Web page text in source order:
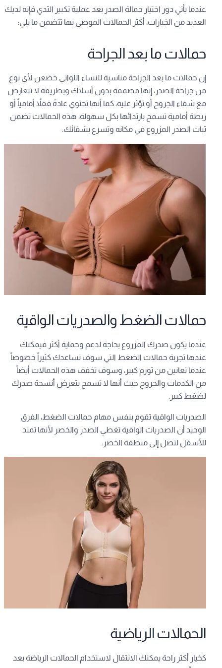
عندما يأتي دور اختيار حمالة الصدر بعد عملية تكبير الثدي فإنه لديك
العديد من الخيارات، أكثر الحمالات الموصى بها تتضمن ما يلي:
حمالات ما بعد الجراحة
إن حمالات ما بعد الجراحة مناسبة للنساء اللواتي خضعن لأي نوع
من جراحة الصدر، إنها مصممة بدون أسلاك وبطريقة لا تتعارض
مع شفاء الجروح أو تؤثر عليه، كما أنها تحتوي عادةً قفلاً أمامياً أو
ربطة أمامية تسمح بارتدائها بكل سهولة، هذه الحمالات تضمن
ثبات الصدر المزروع في مكانه وتسرع بشفائك.
حمالات الضغط والصدريات الواقية
عندما يكون صدرك المزروع بحاجة لدعم وحماية أكثر فيمكنك
عندها تجربة حمالات الضغط التي سوف تساعدك كثيراً خصوصاً
عندما تعانين من تورم كبير، وسوف تخفف هذه الحمالات أيضاً
من الكدمات والجروح حيث أنها لا تسمح بتعرض أنسجة صدرك
لضغط كبير.
الصدريات الواقية تقوم بنفس مهام حمالات الضغط، الفرق
الوحيد أن الصدريات الواقية تغطي الصدر والخصر لأنها تمتد
للأسفل لتصل إلى منطقة الخصر.
الحمالات الرياضية
كخيار أكثر راحة يمكنك الانتقال لاستخدام الحمالات الرياضة بعد